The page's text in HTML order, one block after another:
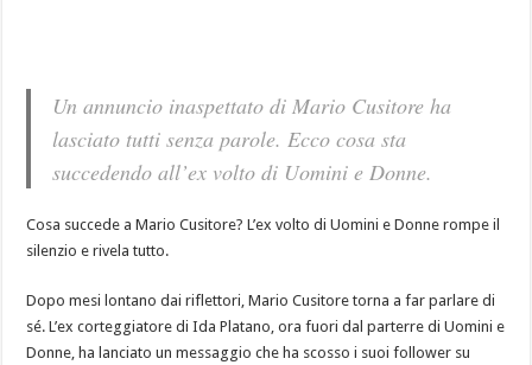
Un annuncio inaspettato di Mario Cusitore ha
lasciato tutti senza parole. Ecco cosa sta
succedendo all’ex volto di Uomini e Donne.
Cosa succede a Mario Cusitore? L’ex volto di Uomini e Donne rompe il
silenzio e rivela tutto.
Dopo mesi lontano dai riflettori, Mario Cusitore torna a far parlare di
sé. L’ex corteggiatore di Ida Platano, ora fuori dal parterre di Uomini e
Donne, ha lanciato un messaggio che ha scosso i suoi follower su